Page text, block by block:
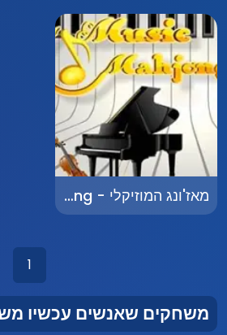
מאז'ונג המוזיקלי - Music Mahjong
1
משחקים שאנשים עכשיו